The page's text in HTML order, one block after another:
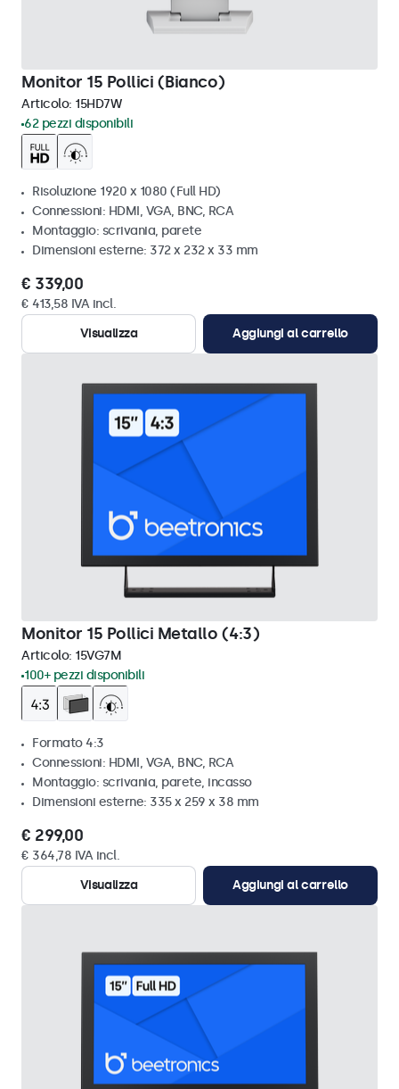
Monitor 15 Pollici (Bianco)
Articolo: 15HD7W
62 pezzi disponibili
Risoluzione 1920 x 1080 (Full HD)
Connessioni: HDMI, VGA, BNC, RCA
Montaggio: scrivania, parete
Dimensioni esterne: 372 x 232 x 33 mm
€ 339,00
€ 413,58 IVA incl.
Visualizza
Aggiungi al carrello
Monitor 15 Pollici Metallo (4:3)
Articolo: 15VG7M
100+ pezzi disponibili
Formato 4:3
Connessioni: HDMI, VGA, BNC, RCA
Montaggio: scrivania, parete, incasso
Dimensioni esterne: 335 x 259 x 38 mm
€ 299,00
€ 364,78 IVA incl.
Visualizza
Aggiungi al carrello